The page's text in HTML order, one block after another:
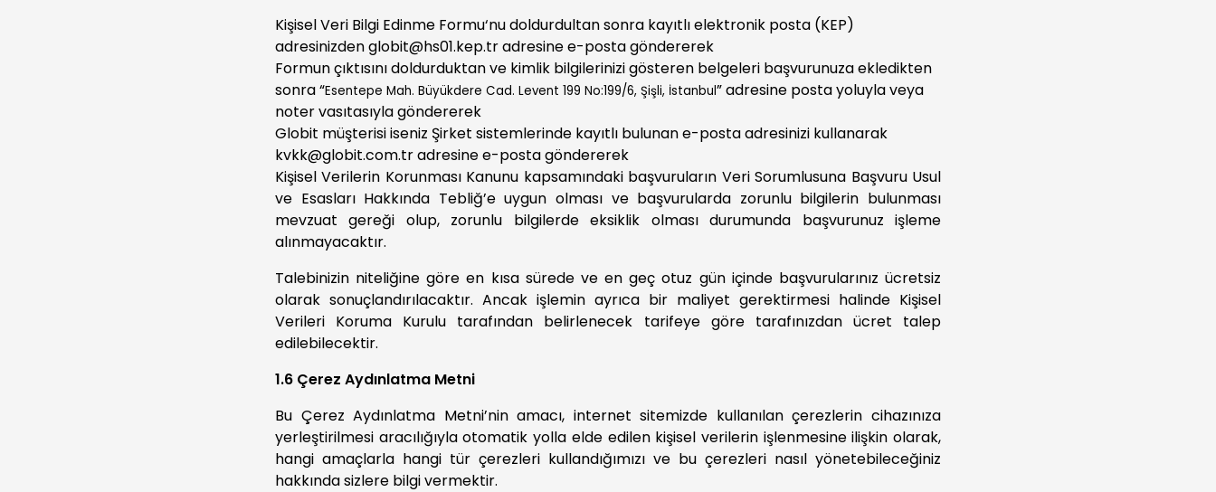
Kişisel Veri Bilgi Edinme Formu‘nu doldurdultan sonra kayıtlı elektronik posta (KEP)
adresinizdenglobit@hs01.kep.tradresine e-posta göndererek
Formun çıktısını doldurduktan ve kimlik bilgilerinizi gösteren belgeleri başvurunuza ekledikten
sonra “Esentepe Mah. Büyükdere Cad. Levent 199 No:199/6, Şişli, İstanbul” adresine posta yoluyla veya
noter vasıtasıyla göndererek
Globit müşterisi iseniz Şirket sistemlerinde kayıtlı bulunan e-posta adresinizi kullanarak
kvkk@globit.com.tr adresine e-posta göndererek
Kişisel Verilerin Korunması Kanunu kapsamındaki başvuruların Veri Sorumlusuna Başvuru Usul
ve Esasları Hakkında Tebliğ’e uygun olması ve başvurularda zorunlu bilgilerin bulunması
mevzuat gereği olup, zorunlu bilgilerde eksiklik olması durumunda başvurunuz işleme
alınmayacaktır.
Talebinizin niteliğine göre en kısa sürede ve en geç otuz gün içinde başvurularınız ücretsiz
olarak sonuçlandırılacaktır. Ancak işlemin ayrıca bir maliyet gerektirmesi halinde Kişisel
Verileri Koruma Kurulu tarafından belirlenecek tarifeye göre tarafınızdan ücret talep
edilebilecektir.
1.6 Çerez Aydınlatma Metni
Bu Çerez Aydınlatma Metni’nin amacı, internet sitemizde kullanılan çerezlerin cihazınıza
yerleştirilmesi aracılığıyla otomatik yolla elde edilen kişisel verilerin işlenmesine ilişkin olarak,
hangi amaçlarla hangi tür çerezleri kullandığımızı ve bu çerezleri nasıl yönetebileceğiniz
hakkında sizlere bilgi vermektir.